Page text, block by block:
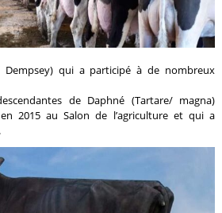
Dempsey) qui a participé à de nombreux
de Daphné (Tartare/ magna)
2015 au Salon de l’agriculture et qui a